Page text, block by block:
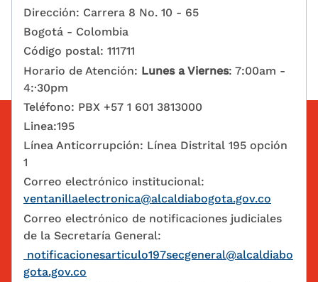
Dirección: Carrera 8 No. 10 - 65
Bogotá - Colombia
Código postal: 111711
Horario de Atención: Lunes a Viernes: 7:00am -
4:·30pm
Teléfono: PBX +57 1 601 3813000
Linea:195
Línea Anticorrupción: Línea Distrital 195 opción
1
Correo electrónico institucional:
ventanillaelectronica@alcaldiabogota.gov.co
Correo electrónico de notificaciones judiciales
de la Secretaría General:
notificacionesarticulo197secgeneral@alcaldiabo
gota.gov.co